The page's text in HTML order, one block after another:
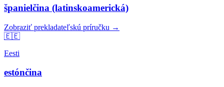
španielčina (latinskoamerická)
Zobraziť prekladateľskú príručku →
🇪🇪
Eesti
estónčina